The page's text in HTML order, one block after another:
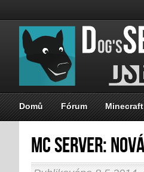
Domů Fórum
MC server: